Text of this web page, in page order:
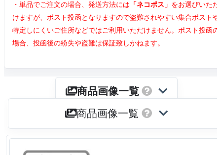
・単品でご注文の場合、発送方法には 「ネコポス」 をお選びいただ
けますが、ポスト投函となりますので盗難されやすい集合ポストや
特定しにくいご住所などではご利用いただけません。ポスト投函の
場合、投函後の紛失や盗難は保証致しかねます。
商品画像一覧
商品画像一覧